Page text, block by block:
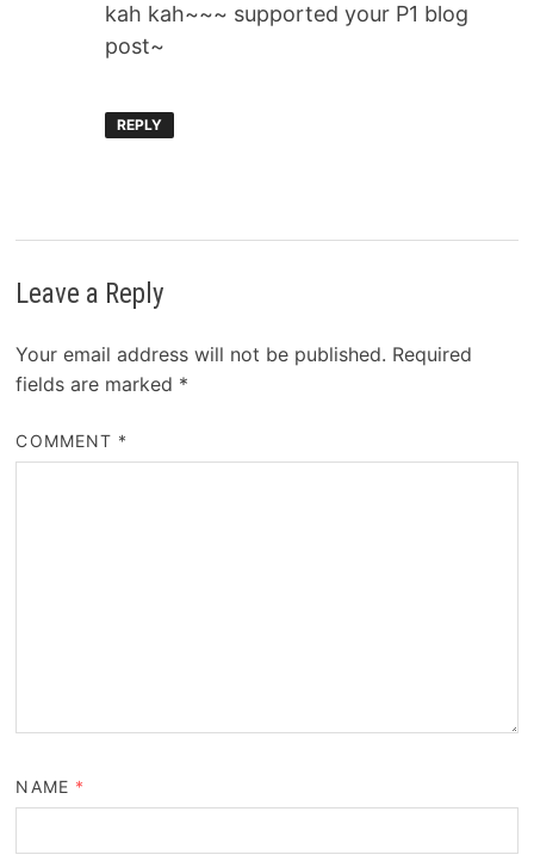
kah kah~~~ supported your P1 blog
post~
REPLY
Leave a Reply
Your email address will not be published. Required
fields are marked *
COMMENT *
NAME *